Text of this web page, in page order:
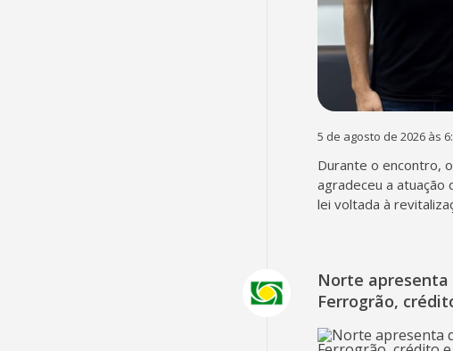
5 de agosto de 2026 às
Durante o encontro,
agradeceu a atuação
lei voltada à
Norte apresenta
Ferrogrão,